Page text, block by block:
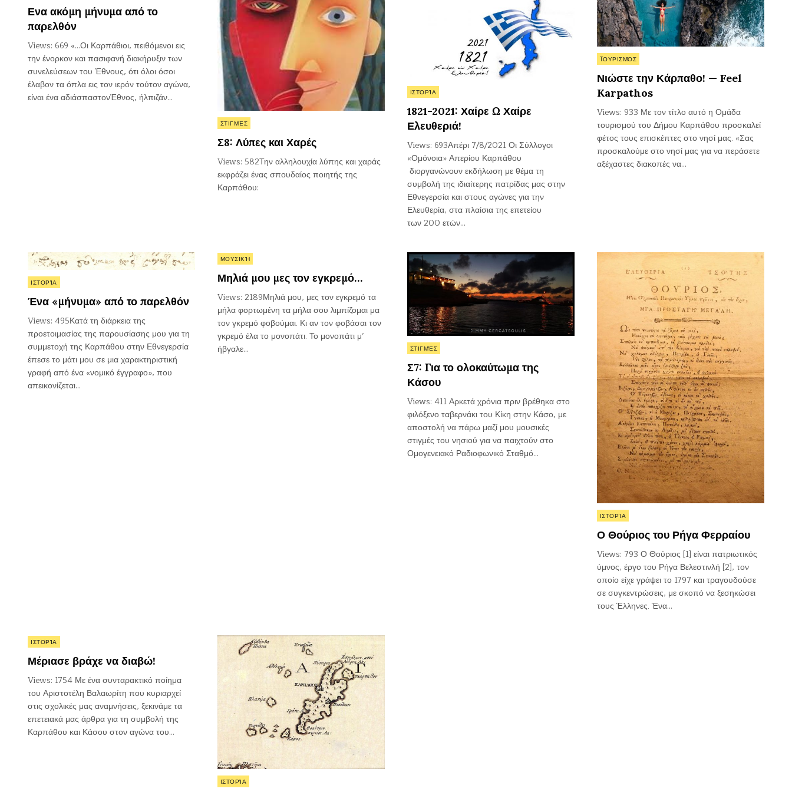
Ενα ακόμη μήνυμα από το
παρελθόν
Views: 669 «…Οι Καρπάθιοι, πειθόμενοι εις
την ένορκον και πασιφανή διακήρυξιν των
συνελεύσεων του Έθνους, ότι όλοι όσοι
έλαβον τα όπλα εις τον ιερόν τούτον αγώνα,
είναι ένα αδιάσπαστονΈθνος, ήλπιζάν…
Posted
ΣΤΙΓΜΈΣ
Σ8: Λύπες και Χαρές
Views: 582Την αλληλουχία λύπης και χαράς
εκφράζει ένας σπουδαίος ποιητής της
Καρπάθου:
Posted
ΙΣΤΟΡΊΑ
1821-2021: Χαίρε Ω Χαίρε
Ελευθεριά!
Views: 693Απέρι 7/8/2021 Οι Σύλλογοι
«Ομόνοια» Απερίου Καρπάθου
διοργανώνουν εκδήλωση με θέμα τη
συμβολή της ιδιαίτερης πατρίδας μας στην
Εθνεγερσία και στους αγώνες για την
Ελευθερία, στα πλαίσια της επετείου
των 200 ετών…
Posted
TΟΥΡΙΣΜΌΣ
Νιώστε την Κάρπαθο! — Feel
Karpathos
Views: 933 Με τον τίτλο αυτό η Ομάδα
τουρισμού του Δήμου Καρπάθου προσκαλεί
φέτος τους επισκέπτες στο νησί μας. «Σας
προσκαλούμε στο νησί μας για να περάσετε
αξέχαστες διακοπές να…
Posted
ΙΣΤΟΡΊΑ
Ένα «μήνυμα» από το παρελθόν
Views: 495Κατά τη διάρκεια της
προετοιμασίας της παρουσίασης μου για τη
συμμετοχή της Καρπάθου στην Εθνεγερσία
έπεσε το μάτι μου σε μια χαρακτηριστική
γραφή από ένα «νομικό έγγραφο», που
απεικονίζεται…
Posted
ΜΟΥΣΙΚΉ
Μηλιά μου μες τον εγκρεμό…
Views: 2189Μηλιά μου, μες τον εγκρεμό τα
μήλα φορτωμένη τα μήλα σου λιμπίζομαι μα
τον γκρεμό φοβούμαι. Κι αν τον φοβάσαι τον
γκρεμό έλα το μονοπάτι. Το μονοπάτι μ’
ήβγαλε…
Posted
ΣΤΙΓΜΈΣ
Σ7: Για το ολοκαύτωμα της
Κάσου
Views: 411 Αρκετά χρόνια πριν βρέθηκα στο
φιλόξενο ταβερνάκι του Κίκη στην Κάσο, με
αποστολή να πάρω μαζί μου μουσικές
στιγμές του νησιού για να παιχτούν στο
Ομογενειακό Ραδιοφωνικό Σταθμό…
Posted
ΙΣΤΟΡΊΑ
Ο Θούριος του Ρήγα Φερραίου
Views: 793 Ο Θούριος [1] είναι πατριωτικός
ύμνος, έργο του Ρήγα Βελεστινλή [2], τον
οποίο είχε γράψει το 1797 και τραγουδούσε
σε συγκεντρώσεις, με σκοπό να ξεσηκώσει
τους Έλληνες. Ένα…
Posted
ΙΣΤΟΡΊΑ
Μέριασε βράχε να διαβώ!
Views: 1754 Με ένα συνταρακτικό ποίημα
του Αριστοτέλη Βαλαωρίτη που κυριαρχεί
στις σχολικές μας αναμνήσεις, ξεκινάμε τα
επετειακά μας άρθρα για τη συμβολή της
Καρπάθου και Κάσου στον αγώνα του…
Posted
ΙΣΤΟΡΊΑ